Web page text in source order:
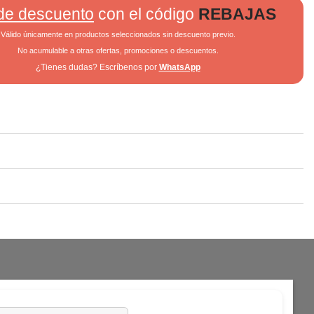
descuento con el código REBAJAS
Válido únicamente en productos seleccionados sin descuento previo.
No acumulable a otras ofertas, promociones o descuentos.
¿Tienes dudas? Escríbenos por WhatsApp